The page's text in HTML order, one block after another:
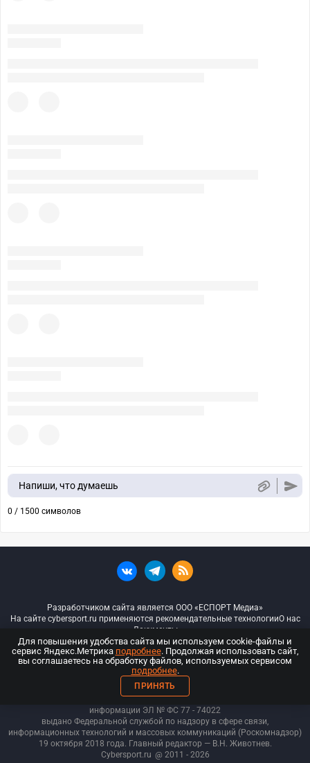
Напиши, что думаешь
0 / 1500 символов
Разработчиком сайта является ООО «ЕСПОРТ Медиа»
На сайте cybersport.ru применяются рекомендательные технологииО нас
Документы
© ООО «Киберспорт.ру» — Все права защищены
18+
ООО «Киберспорт.ру». Свидетельство о регистрации средств массовой
информации ЭЛ № ФС 77 - 74022
выдано Федеральной службой по надзору в сфере связи,
информационных технологий и массовых коммуникаций (Роскомнадзор)
19 октября 2018 года. Главный редактор — В.Н. Животнев.
Cybersport.ru @ 2011 - 2026
Для повышения удобства сайта мы используем cookie-файлы и
сервис Яндекс.Метрика подробнее. Продолжая использовать сайт,
вы соглашаетесь на обработку файлов, используемых сервисом
подробнее.
ПРИНЯТЬ